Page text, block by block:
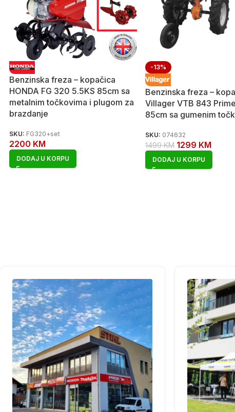
Benzinska freza – kopačica
HONDA FG 320 5.5KS 85cm sa
metalnim točkovima i plugom za
brazdanje
SKU: FG320+set
2200 KM
DODAJ U KORPU
-13%
Benzinska freza –
Villager VTB 843
85cm sa gumenim
SKU: 074632
1499KM 1299 KM
DODAJ U KORPU